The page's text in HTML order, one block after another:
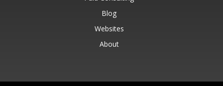
Blog
Websites
About